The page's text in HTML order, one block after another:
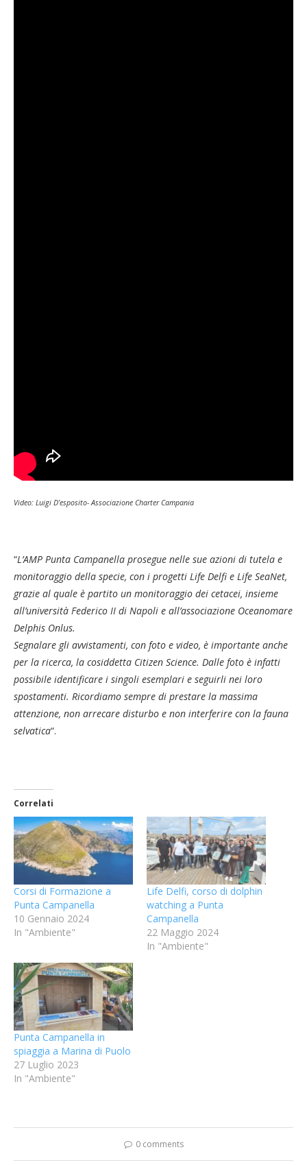
Video: Luigi D’esposito- Associazione Charter Campania
“L’AMP Punta Campanella prosegue nelle sue azioni di tutela e
monitoraggio della specie, con i progetti Life Delfi e Life SeaNet,
grazie al quale è partito un monitoraggio dei cetacei, insieme
all’università Federico II di Napoli e all’associazione Oceanomare
Delphis Onlus.
Segnalare gli avvistamenti, con foto e video, è importante anche
per la ricerca, la cosiddetta Citizen Science. Dalle foto è infatti
possibile identificare i singoli esemplari e seguirli nei loro
spostamenti. Ricordiamo sempre di prestare la massima
attenzione, non arrecare disturbo e non interferire con la fauna
selvatica“.
Correlati
Corsi di Formazione a
Punta Campanella
10 Gennaio 2024
In "Ambiente"
Life Delfi, corso di dolphin
watching a Punta
Campanella
22 Maggio 2024
In "Ambiente"
Punta Campanella in
spiaggia a Marina di Puolo
27 Luglio 2023
In "Ambiente"
0 comments